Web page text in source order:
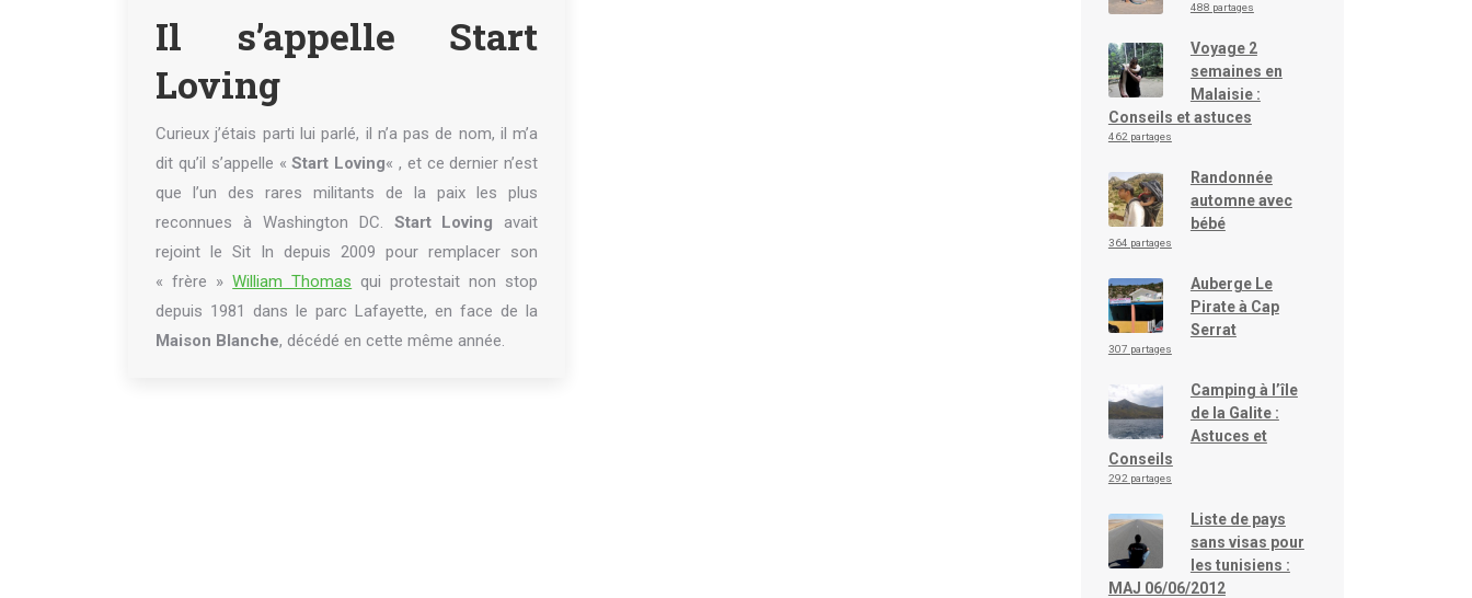
Il s’appelle Start
Loving
Curieux j’étais parti lui parlé, il n’a pas de nom, il m’a
dit qu’il s’appelle «Start Loving« , et ce dernier n’est
que l’un des rares militants de la paix les plus
reconnues à Washington DC. Start Loving avait
rejoint le Sit In depuis 2009 pour remplacer son
« frère »William Thomas qui protestait non stop
depuis 1981 dans le parc Lafayette, en face de la
Maison Blanche, décédé en cette même année.
488 partages
Voyage 2
semaines en
Malaisie :
Conseils et astuces
462 partages
Randonnée
automne avec
bébé
364 partages
Auberge Le
Pirate à Cap
Serrat
307 partages
Camping à l’île
de la Galite :
Astuces et
Conseils
292 partages
Liste de pays
sans visas pour
les tunisiens :
MAJ 06/06/2012